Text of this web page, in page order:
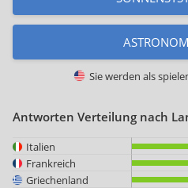
Sie werden als
Antworten Verteilung nach
Italien
Frankreich
Griechenland